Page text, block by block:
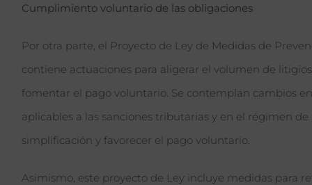
Cumplimiento voluntario de las obligaciones
Por otra parte, el Proyecto de Ley de Medidas de
contiene actuaciones para aligerar el volumen de
fomentar el pago voluntario. Se contemplan cambios
aplicables a las sanciones tributarias y en el régimen
simplificación y favorecer el pago voluntario.
Asimismo, este proyecto de Ley incluye medidas para